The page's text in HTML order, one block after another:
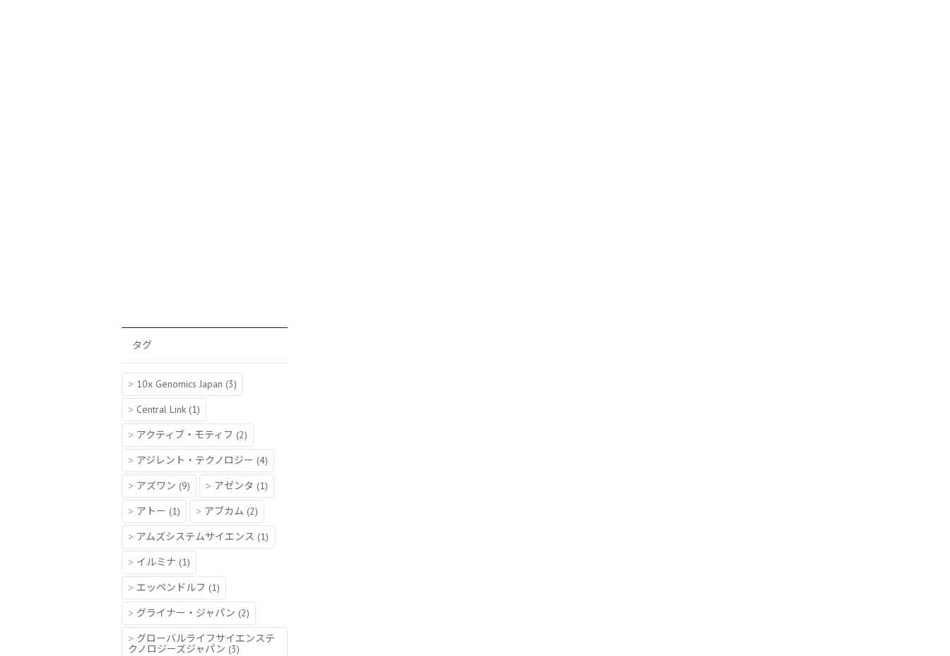
タグ
10x Genomics Japan (3)
Central Link (1)
アクティブ・モティフ (2)
アジレント・テクノロジー (4)
アズワン (9) アゼンタ (1)
アトー (1) アブカム (2)
アムズシステムサイエンス (1)
イルミナ (1)
エッペンドルフ (1)
グライナー・ジャパン (2)
グローバルライフサイエンステ
クノロジーズジャパン (3)